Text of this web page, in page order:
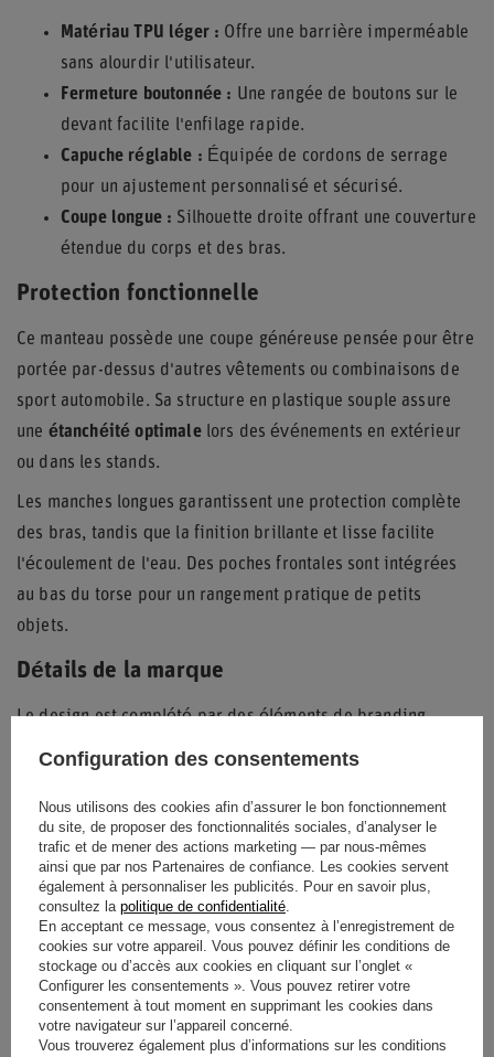
Matériau TPU léger : Offre une barrière imperméable
sans alourdir l'utilisateur.
Fermeture boutonnée : Une rangée de boutons sur le
devant facilite l'enfilage rapide.
Capuche réglable : Équipée de cordons de serrage
pour un ajustement personnalisé et sécurisé.
Coupe longue : Silhouette droite offrant une couverture
étendue du corps et des bras.
Protection fonctionnelle
Ce manteau possède une coupe généreuse pensée pour être
portée par-dessus d'autres vêtements ou combinaisons de
sport automobile. Sa structure en plastique souple assure
une étanchéité optimalelors des événements en extérieur
ou dans les stands.
Les manches longues garantissent une protection complète
des bras, tandis que la finition brillante et lisse facilite
l'écoulement de l'eau. Des poches frontales sont intégrées
au bas du torse pour un rangement pratique de petits
objets.
Détails de la marque
Le design est complété par des éléments de branding
distinctifs, notamment le logo OMP apposé sur la poitrine et
central, affirmant son appartenance à la gamme racing de la
marque.
Ce modèle allie la fonctionnalité nécessaire aux
environnements de course avec un style minimaliste et
sportif. Les finitions blanches au niveau de la capuche et des
épaules renforcent la structure du vêtement tout en ajoutant
un contraste visuel moderne.
Configuration des consentements
Nous utilisons des cookies afin d’assurer le bon fonctionnement
du site, de proposer des fonctionnalités sociales, d’analyser le
trafic et de mener des actions marketing — par nous-mêmes
ainsi que par nos Partenaires de confiance. Les cookies servent
également à personnaliser les publicités. Pour en savoir plus,
consultez la politique de confidentialité
En acceptant ce message, vous consentez à l’enregistrement de
cookies sur votre appareil. Vous pouvez définir les conditions de
stockage ou d’accès aux cookies en cliquant sur l’onglet «
Configurer les consentements ». Vous pouvez retirer votre
consentement à tout moment en supprimant les cookies dans
votre navigateur sur l’appareil concerné.
Vous trouverez également plus d’informations sur les conditions